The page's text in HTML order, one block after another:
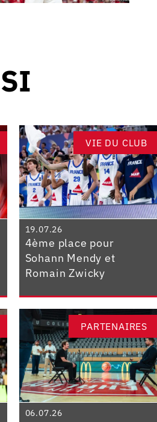
VIE DU CLUB
19.07.26
4ème place pour
Sohann Mendy et
Romain Zwicky
PARTENAIRES
06.07.26